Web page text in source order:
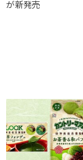
が新発売